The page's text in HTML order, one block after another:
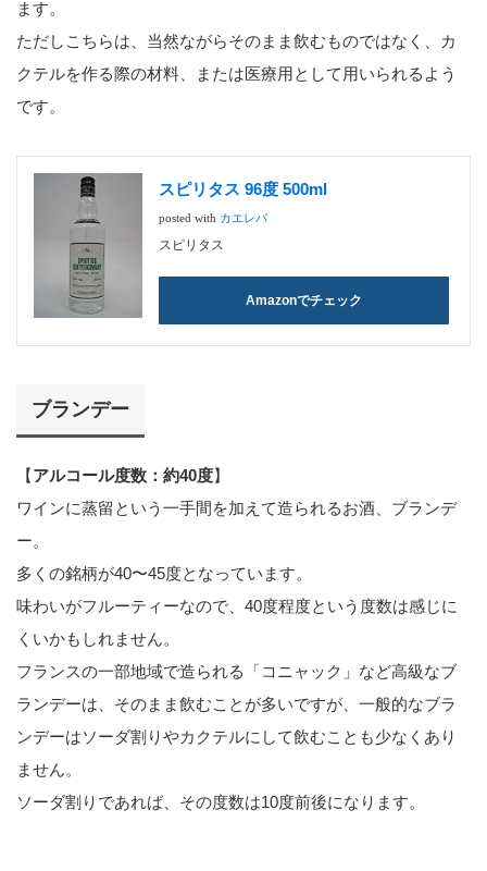
ます。
ただしこちらは、当然ながらそのまま飲むものではなく、カ
クテルを作る際の材料、または医療用として用いられるよう
です。
スピリタス 96度 500ml
posted with カエレバ
スピリタス
Amazonでチェック
ブランデー
【アルコール度数：約40度】
ワインに蒸留という一手間を加えて造られるお酒、ブランデ
ー。
多くの銘柄が40〜45度となっています。
味わいがフルーティーなので、40度程度という度数は感じに
くいかもしれません。
フランスの一部地域で造られる「コニャック」など高級なブ
ランデーは、そのまま飲むことが多いですが、一般的なブラ
ンデーはソーダ割りやカクテルにして飲むことも少なくあり
ません。
ソーダ割りであれば、その度数は10度前後になります。